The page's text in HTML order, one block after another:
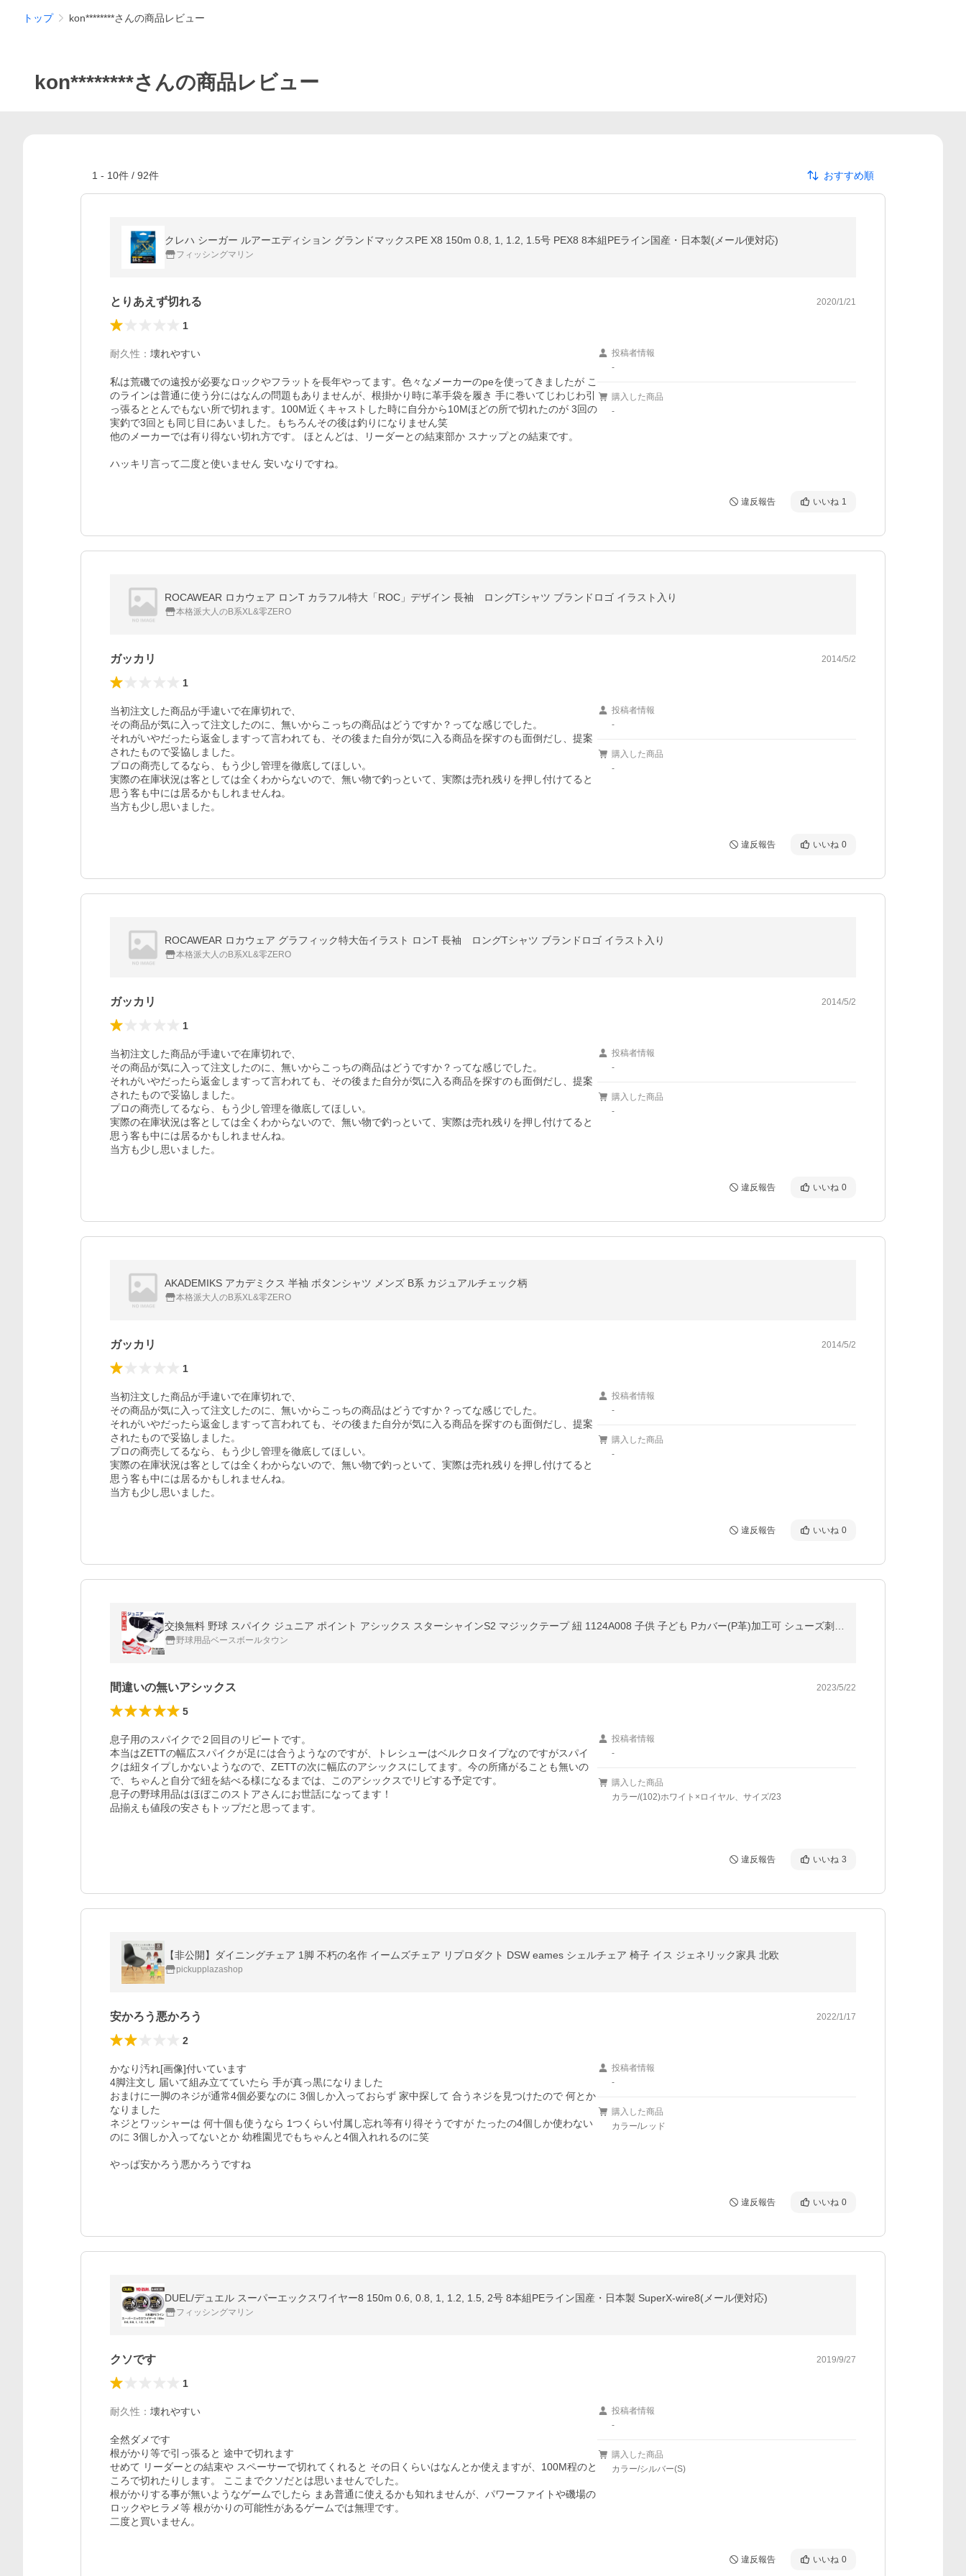
トップ kon********さんの商品レビュー
kon********さんの商品レビュー
1 - 10件 / 92件 おすすめ順
クレハ シーガー ルアーエディション グランドマックスPE X8 150m 0.8, 1, 1.2, 1.5号 PEX8 8本組PEライン国産・日本製(メール便対応)
フィッシングマリン
とりあえず切れる 2020/1/21
1
耐久性 ： 壊れやすい
私は荒磯での遠投が必要なロックやフラットを長年やってます。色々なメーカーのpeを使ってきましたが こ
のラインは普通に使う分にはなんの問題もありませんが、根掛かり時に革手袋を履き 手に巻いてじわじわ引
っ張るととんでもない所で切れます。100M近くキャストした時に自分から10Mほどの所で切れたのが 3回の
実釣で3回とも同じ目にあいました。もちろんその後は釣りになりません笑
他のメーカーでは有り得ない切れ方です。 ほとんどは、リーダーとの結束部か スナップとの結束です。
ハッキリ言って二度と使いません 安いなりですね。
投稿者情報
-
購入した商品
-
違反報告 いいね 1
ROCAWEAR ロカウェア ロンT カラフル特大「ROC」デザイン 長袖 ロングTシャツ ブランドロゴ イラスト入り
本格派大人のB系XL&零ZERO
ガッカリ 2014/5/2
1
当初注文した商品が手違いで在庫切れで、
その商品が気に入って注文したのに、無いからこっちの商品はどうですか？ってな感じでした。
それがいやだったら返金しますって言われても、その後また自分が気に入る商品を探すのも面倒だし、提案
されたもので妥協しました。
プロの商売してるなら、もう少し管理を徹底してほしい。
実際の在庫状況は客としては全くわからないので、無い物で釣っといて、実際は売れ残りを押し付けてると
思う客も中には居るかもしれませんね。
当方も少し思いました。
投稿者情報
-
購入した商品
-
違反報告 いいね 0
ROCAWEAR ロカウェア グラフィック特大缶イラスト ロンT 長袖 ロングTシャツ ブランドロゴ イラスト入り
本格派大人のB系XL&零ZERO
ガッカリ 2014/5/2
1
当初注文した商品が手違いで在庫切れで、
その商品が気に入って注文したのに、無いからこっちの商品はどうですか？ってな感じでした。
それがいやだったら返金しますって言われても、その後また自分が気に入る商品を探すのも面倒だし、提案
されたもので妥協しました。
プロの商売してるなら、もう少し管理を徹底してほしい。
実際の在庫状況は客としては全くわからないので、無い物で釣っといて、実際は売れ残りを押し付けてると
思う客も中には居るかもしれませんね。
当方も少し思いました。
投稿者情報
-
購入した商品
-
違反報告 いいね 0
AKADEMIKS アカデミクス 半袖 ボタンシャツ メンズ B系 カジュアルチェック柄
本格派大人のB系XL&零ZERO
ガッカリ 2014/5/2
1
当初注文した商品が手違いで在庫切れで、
その商品が気に入って注文したのに、無いからこっちの商品はどうですか？ってな感じでした。
それがいやだったら返金しますって言われても、その後また自分が気に入る商品を探すのも面倒だし、提案
されたもので妥協しました。
プロの商売してるなら、もう少し管理を徹底してほしい。
実際の在庫状況は客としては全くわからないので、無い物で釣っといて、実際は売れ残りを押し付けてると
思う客も中には居るかもしれませんね。
当方も少し思いました。
投稿者情報
-
購入した商品
-
違反報告 いいね 0
野球用品ベースボールタウン
間違いの無いアシックス 2023/5/22
5
息子用のスパイクで２回目のリピートです。
本当はZETTの幅広スパイクが足には合うようなのですが、トレシューはベルクロタイプなのですがスパイ
クは紐タイプしかないようなので、ZETTの次に幅広のアシックスにしてます。今の所痛がることも無いの
で、ちゃんと自分で紐を結べる様になるまでは、このアシックスでリピする予定です。
息子の野球用品はほぼこのストアさんにお世話になってます！
品揃えも値段の安さもトップだと思ってます。
投稿者情報
-
購入した商品
カラー/(102)ホワイト×ロイヤル、サイズ/23
違反報告 いいね 3
【非公開】ダイニングチェア 1脚 不朽の名作 イームズチェア リプロダクト DSW eames シェルチェア 椅子 イス ジェネリック家具 北欧
pickupplazashop
安かろう悪かろう 2022/1/17
2
かなり汚れ[画像]付いています
4脚注文し 届いて組み立てていたら 手が真っ黒になりました
おまけに一脚のネジが通常4個必要なのに 3個しか入っておらず 家中探して 合うネジを見つけたので 何とか
なりました
ネジとワッシャーは 何十個も使うなら 1つくらい付属し忘れ等有り得そうですが たったの4個しか使わない
のに 3個しか入ってないとか 幼稚園児でもちゃんと4個入れれるのに笑
やっぱ安かろう悪かろうですね
投稿者情報
-
購入した商品
カラー/レッド
違反報告 いいね 0
DUEL/デュエル スーパーエックスワイヤー8 150m 0.6, 0.8, 1, 1.2, 1.5, 2号 8本組PEライン国産・日本製 SuperX-wire8(メール便対応)
フィッシングマリン
クソです 2019/9/27
1
耐久性 ： 壊れやすい
全然ダメです
根がかり等で引っ張ると 途中で切れます
せめて リーダーとの結束や スペーサーで切れてくれると その日くらいはなんとか使えますが、100M程のと
ころで切れたりします。 ここまでクソだとは思いませんでした。
根がかりする事が無いようなゲームでしたら まあ普通に使えるかも知れませんが、パワーファイトや磯場の
ロックやヒラメ等 根がかりの可能性があるゲームでは無理です。
二度と買いません。
投稿者情報
-
購入した商品
カラー/シルバー(S)
違反報告 いいね 0